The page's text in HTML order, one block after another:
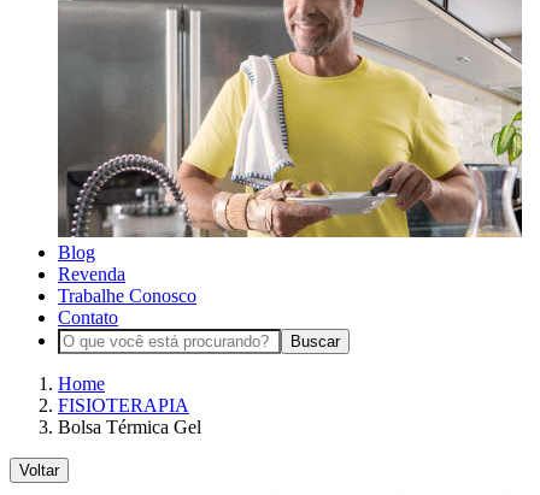
Blog
Revenda
Trabalhe Conosco
Contato
Buscar
Home
FISIOTERAPIA
Bolsa Térmica Gel
Voltar